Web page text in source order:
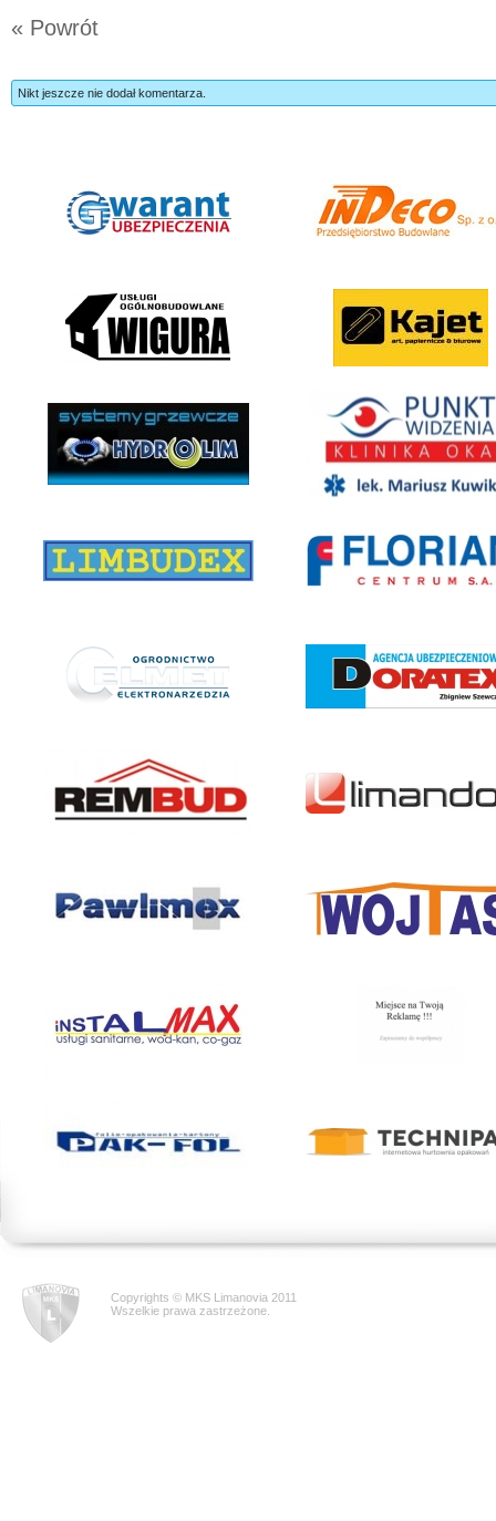
« Powrót
Nikt jeszcze nie dodał komentarza.
Copyrights © MKS Limanovia 2011
Wszelkie prawa zastrzeżone.